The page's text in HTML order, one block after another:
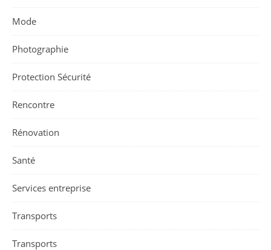
Mode
Photographie
Protection Sécurité
Rencontre
Rénovation
Santé
Services entreprise
Transports
Transports